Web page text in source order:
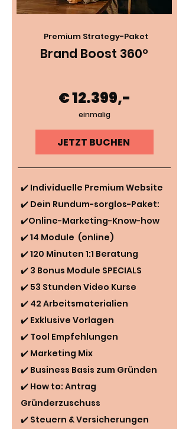
Premium Strategy-Paket
Brand Boost 360°
€ 12.399,-
einmalig
JETZT BUCHEN
✔️ Individuelle Premium Website
✔️ Dein Rundum-sorglos-Paket:
✔️Online-Marketing-Know-how
✔️ 14 Module (online)
✔️ 120 Minuten 1:1 Beratung
✔️ 3 Bonus Module SPECIALS
✔️ 53 Stunden Video Kurse
✔️ 42 Arbeitsmaterialien
✔️ Exklusive Vorlagen
✔️ Tool Empfehlungen
✔️ Marketing Mix
✔️ Business Basis zum Gründen
✔️ How to: Antrag
Gründerzuschuss
✔️ Steuern & Versicherungen